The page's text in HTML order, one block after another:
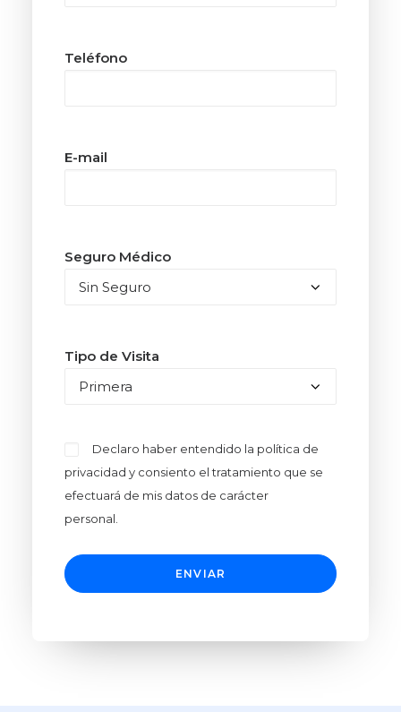
Teléfono
E-mail
Seguro Médico
Tipo de Visita
Declaro haber entendido la política de
privacidad y consiento el tratamiento que se
efectuará de mis datos de carácter
personal.